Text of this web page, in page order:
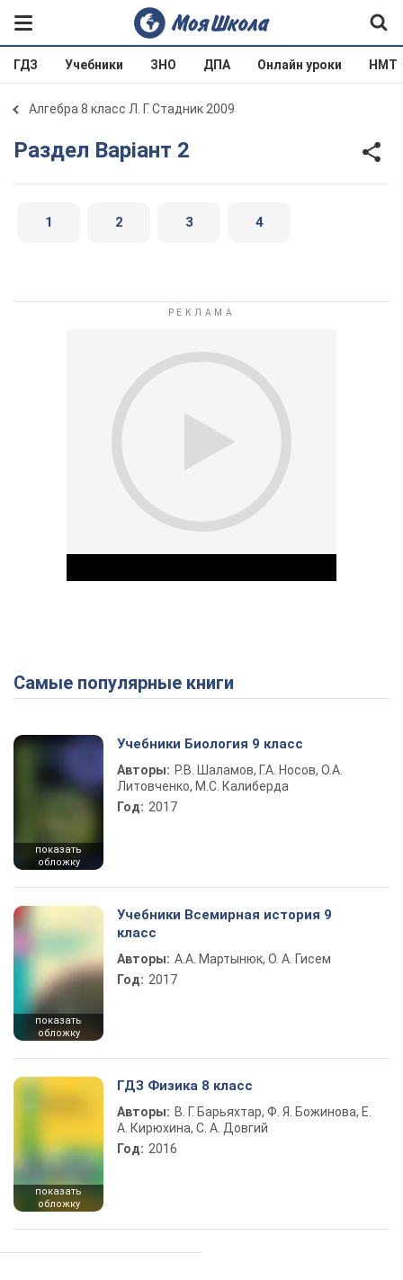
ГДЗ Учебники ЗНО ДПА Онлайн уроки НМТ
Алгебра 8 класс Л. Г. Стадник 2009
Раздел Варіант 2
1 2 3 4
Play Video
Самые популярные книги
показать
обложку
Учебники Биология 9 класс
Авторы: Р.В. Шаламов, Г.А. Носов, О.А.
Литовченко, М.С. Калиберда
Год: 2017
показать
обложку
Учебники Всемирная история 9
класс
Авторы: А.А. Мартынюк, О. А. Гисем
Год: 2017
показать
обложку
ГДЗ Физика 8 класс
Авторы: В. Г. Барьяхтар, Ф. Я. Божинова, Е.
А. Кирюхина, С. А. Довгий
Год: 2016